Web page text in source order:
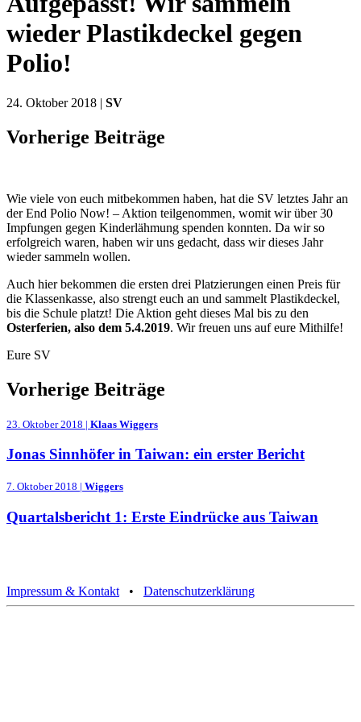
wieder Plastikdeckel gegen
Polio!
24. Oktober 2018 | SV
Vorherige Beiträge
Wie viele von euch mitbekommen haben, hat die SV letztes Jahr an
der End Polio Now! – Aktion teilgenommen, womit wir über 30
Impfungen gegen Kinderlähmung spenden konnten. Da wir so
erfolgreich waren, haben wir uns gedacht, dass wir dieses Jahr
wieder sammeln wollen.
Auch hier bekommen die ersten drei Platzierungen einen Preis für
die Klassenkasse, also strengt euch an und sammelt Plastikdeckel,
bis die Schule platzt! Die Aktion geht dieses Mal bis zu den
Osterferien, also dem 5.4.2019. Wir freuen uns auf eure Mithilfe!
Eure SV
Vorherige Beiträge
23. Oktober 2018 | Klaas Wiggers
Jonas Sinnhöfer in Taiwan: ein erster Bericht
7. Oktober 2018 | Wiggers
Quartalsbericht 1: Erste Eindrücke aus Taiwan
Impressum & Kontakt • Datenschutzerklärung